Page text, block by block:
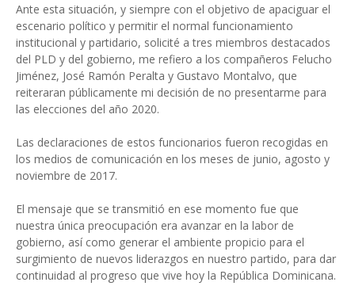
Ante esta situación, y siempre con el objetivo de apaciguar el
escenario político y permitir el normal funcionamiento
institucional y partidario, solicité a tres miembros destacados
del PLD y del gobierno, me refiero a los compañeros Felucho
Jiménez, José Ramón Peralta y Gustavo Montalvo, que
reiteraran públicamente mi decisión de no presentarme para
las elecciones del año 2020.
Las declaraciones de estos funcionarios fueron recogidas en
los medios de comunicación en los meses de junio, agosto y
noviembre de 2017.
El mensaje que se transmitió en ese momento fue que
nuestra única preocupación era avanzar en la labor de
gobierno, así como generar el ambiente propicio para el
surgimiento de nuevos liderazgos en nuestro partido, para dar
continuidad al progreso que vive hoy la República Dominicana.